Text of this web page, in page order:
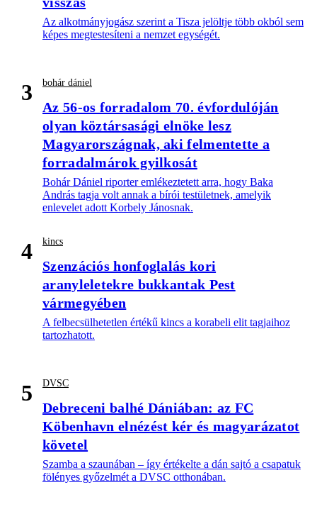
Az alkotmányjogász szerint a Tisza jelöltje több okból sem
képes megtestesíteni a nemzet egységét.
3 bohár dániel
Az 56-os forradalom 70. évfordulóján
olyan köztársasági elnöke lesz
Magyarországnak, aki felmentette a
forradalmárok gyilkosát
Bohár Dániel riporter emlékeztetett arra, hogy Baka
András tagja volt annak a bírói testületnek, amelyik
enlevelet adott Korbely Jánosnak.
4 kincs
Szenzációs honfoglalás kori
aranyleletekre bukkantak Pest
vármegyében
A felbecsülhetetlen értékű kincs a korabeli elit tagjaihoz
tartozhatott.
5 DVSC
Debreceni balhé Dániában: az FC
Köbenhavn elnézést kér és magyarázatot
követel
Szamba a szaunában – így értékelte a dán sajtó a csapatuk
fölényes győzelmét a DVSC otthonában.